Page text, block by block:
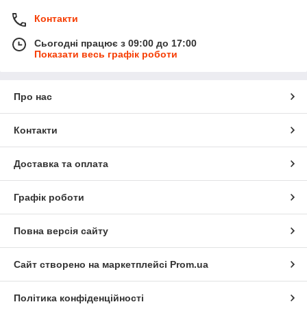
Контакти
Сьогодні працює з 09:00 до 17:00
Показати весь графік роботи
Про нас
Контакти
Доставка та оплата
Графік роботи
Повна версія сайту
Сайт створено на маркетплейсі Prom.ua
Політика конфіденційності